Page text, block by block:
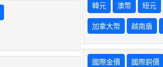
韓元 澳幣 紐元
加拿大幣 越南盾
國際金價 國際銅價